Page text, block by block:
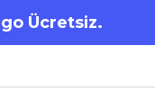
Ücretsiz.